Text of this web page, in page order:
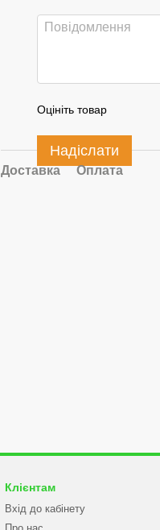
Оцініть товар
Надіслати
Доставка Оплата
Клієнтам
Вхід до кабінету